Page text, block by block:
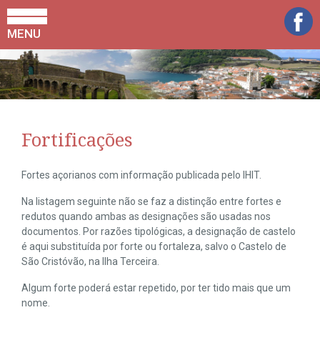
MENU
Fortificações
Fortes açorianos com informação publicada pelo IHIT.
Na listagem seguinte não se faz a distinção entre fortes e
redutos quando ambas as designações são usadas nos
documentos. Por razões tipológicas, a designação de castelo
é aqui substituída por forte ou fortaleza, salvo o Castelo de
São Cristóvão, na Ilha Terceira.
Algum forte poderá estar repetido, por ter tido mais que um
nome.